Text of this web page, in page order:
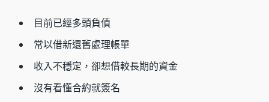
目前已經多頭負債
常以借新還舊處理帳單
收入不穩定，卻想借較長期的資金
沒有看懂合約就簽名